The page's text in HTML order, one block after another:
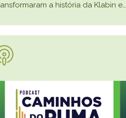
a história da Klabin e…